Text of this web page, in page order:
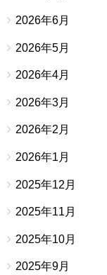
2026年6月
2026年5月
2026年4月
2026年3月
2026年2月
2026年1月
2025年12月
2025年11月
2025年10月
2025年9月